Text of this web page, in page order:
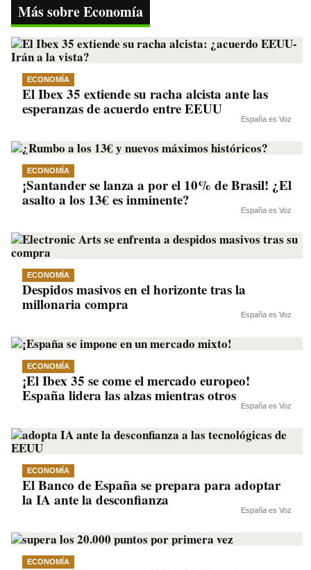
okr A
pp
a
m nk
Más sobre Economía
ECONOMÍA
El Ibex 35 extiende su racha alcista ante las
esperanzas de acuerdo entre EEUU
España es Voz
ECONOMÍA
¡Santander se lanza a por el 10% de Brasil! ¿El
asalto a los 13€ es inminente?
España es Voz
ECONOMÍA
Despidos masivos en el horizonte tras la
millonaria compra
España es Voz
ECONOMÍA
¡El Ibex 35 se come el mercado europeo!
España lidera las alzas mientras otros
España es Voz
ECONOMÍA
El Banco de España se prepara para adoptar
la IA ante la desconfianza
España es Voz
ECONOMÍA